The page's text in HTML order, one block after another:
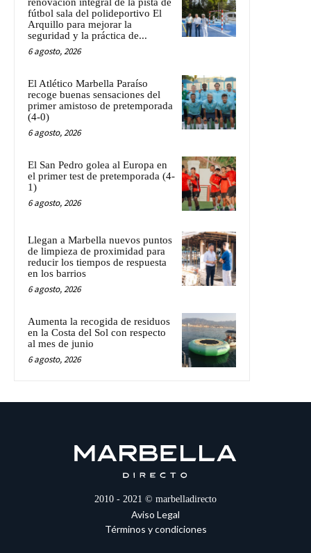
fútbol sala del polideportivo El
Arquillo para mejorar la
seguridad y la práctica de...
6 agosto, 2026
El Atlético Marbella Paraíso
recoge buenas sensaciones del
primer amistoso de pretemporada
(4-0)
6 agosto, 2026
El San Pedro golea al Europa en
el primer test de pretemporada (4-
1)
6 agosto, 2026
Llegan a Marbella nuevos puntos
de limpieza de proximidad para
reducir los tiempos de respuesta
en los barrios
6 agosto, 2026
Aumenta la recogida de residuos
en la Costa del Sol con respecto
al mes de junio
6 agosto, 2026
2010 - 2021 © marbelladirecto
Aviso Legal
Términos y condiciones